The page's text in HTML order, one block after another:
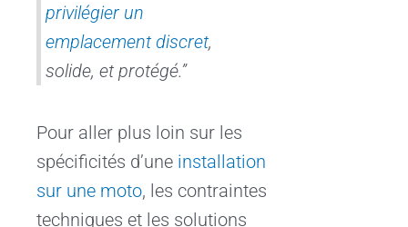
privilégier un
emplacement discret,
solide, et protégé.”
Pour aller plus loin sur les
spécificités d’une installation
sur une moto, les contraintes
techniques et les solutions